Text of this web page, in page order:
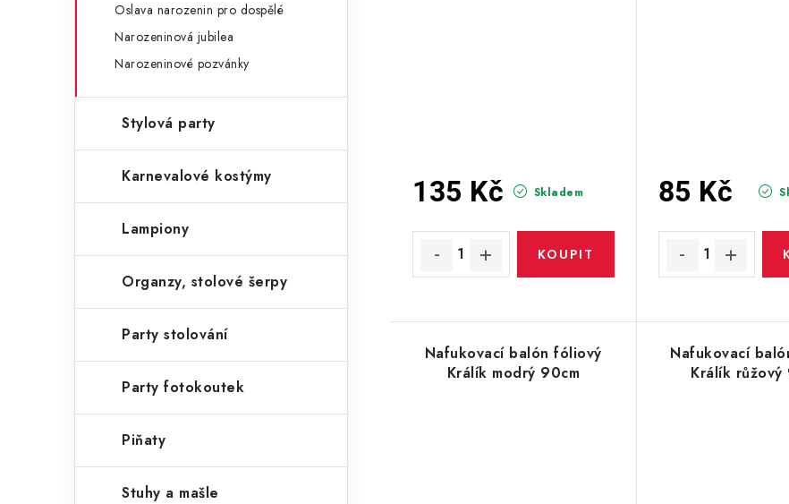
Oslava narozenin pro dospělé
Narozeninová jubilea
Narozeninové pozvánky
Stylová party
Karnevalové kostýmy
Lampiony
Organzy, stolové šerpy
Party stolování
Party fotokoutek
Piňaty
Stuhy a mašle
Skladem
135 Kč 85 Kč
Nafukovací balón fóliový
Králík modrý 90cm
Nafukovací
Králík růžový